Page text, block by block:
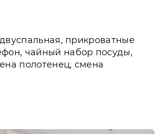
прикроватные
чайный набор посуды,
полотенец, смена